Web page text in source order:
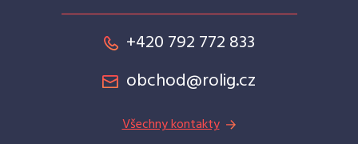
+420 792 772 833
obchod@rolig.cz
Všechny kontakty